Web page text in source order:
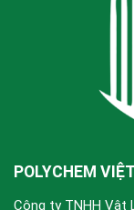
POLYCHEM
Công ty TNHH Vật